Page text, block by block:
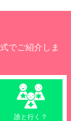
でご紹介しま
誰と行く？